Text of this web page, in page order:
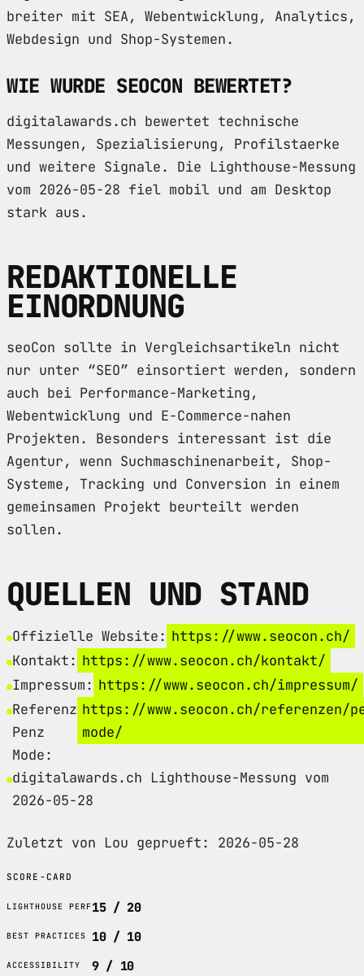
breiter mit SEA, Webentwicklung, Analytics,
Webdesign und Shop-Systemen.
WIE WURDE SEOCON BEWERTET?
digitalawards.ch bewertet technische
Messungen, Spezialisierung, Profilstaerke
und weitere Signale. Die Lighthouse-Messung
vom 2026-05-28 fiel mobil und am Desktop
stark aus.
REDAKTIONELLE
EINORDNUNG
seoCon sollte in Vergleichsartikeln nicht
nur unter “SEO” einsortiert werden, sondern
auch bei Performance-Marketing,
Webentwicklung und E-Commerce-nahen
Projekten. Besonders interessant ist die
Agentur, wenn Suchmaschinenarbeit, Shop-
Systeme, Tracking und Conversion in einem
gemeinsamen Projekt beurteilt werden
sollen.
QUELLEN UND STAND
Offizielle Website: https://www.seocon.ch/
Kontakt: https://www.seocon.ch/kontakt/
Impressum: https://www.seocon.ch/impressum/
Referenz
Penz
Mode:
https://www.seocon.ch/referenzen/
mode/
digitalawards.ch Lighthouse-Messung vom
2026-05-28
Zuletzt von Lou geprueft: 2026-05-28
SCORE-CARD
LIGHTHOUSE PERF15 / 20
BEST PRACTICES 10 / 10
ACCESSIBILITY 9 / 10